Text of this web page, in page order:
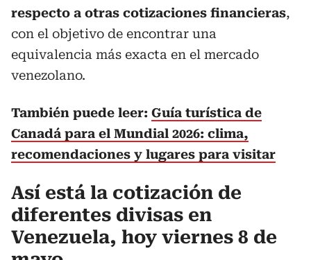
respecto a otras cotizaciones financieras,
con el objetivo de encontrar una
equivalencia más exacta en el mercado
venezolano.
También puede leer: Guía turística de
Canadá para el Mundial 2026: clima,
recomendaciones y lugares para visitar
Así está la cotización de
diferentes divisas en
Venezuela, hoy viernes 8 de